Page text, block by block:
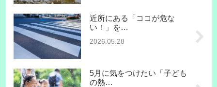
近所にある「ココが危な
い！」を…
2026.05.28
5月に気をつけたい「子ども
の熱…